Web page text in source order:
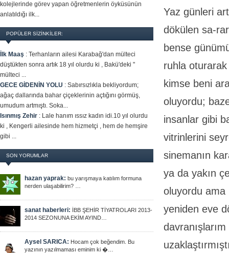
Yaz günleri
dökülen sa-
bense
ruhla
kimse beni
oluyordu;
insanlar gibi
vitrinlerini
sinemanın
ya da yakın
oluyordu ama
yeniden eve
kolejlerinde görev yapan öğretmenlerin öyküsünün
anlatıldığı ilk...
POPÜLER SİZİNKİLER:
İlk Maaş : Terhanların ailesi Karabağ'dan mülteci
düştükten sonra artık 18 yıl olurdu ki , Bakü'deki "
mülteci ...
GECE GİDENİN YOLU : Sabırsızlıkla bekliyordum;
ağaç dallarında bahar çiçeklerinin açtığını görmüş,
umudum artmıştı. Soka...
Isınmış Zehir : Lale hanım ıssız kadın idi.10 yıl olurdu
ki , Kengerli ailesinde hem hizmetçi , hem de hemşire
gibi ...
SON YORUMLAR
hazan yaprak: bu yarışmaya katılım formuna
nerden ulaşabilirim? …
sanat haberleri: İBB ŞEHİR TİYATROLARI 2013-
2014 SEZONUNA EKİM AYIND…
Aysel SARICA: Hocam çok beğendim. Bu
yazının yazılmaması eminim ki �…